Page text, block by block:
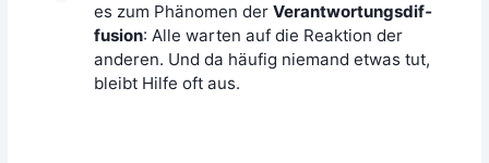
es zum Phä­no­men derVer­ant­wor­tungs­dif­
fu­si­on: Alle war­ten auf die Reak­ti­on der
ande­ren. Und da häu­fig nie­mand etwas tut,
bleibt Hil­fe oft aus.